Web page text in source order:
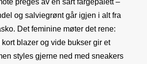
og salviegrønt går igjen i alt fra
Det feminine møter det rene:
blazer og vide bukser gir et
styles gjerne ned med sneakers